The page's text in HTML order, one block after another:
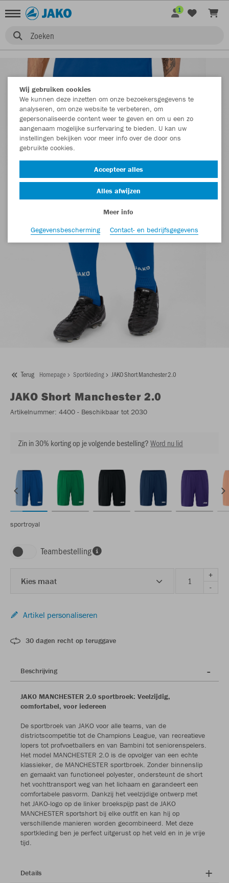
Zoeken
1
Terug Homepage Sportkleding JAKO Short Manchester 2.0
JAKO Short Manchester 2.0
Artikelnummer: 4400 - Beschikbaar tot 2030
Zin in 30% korting op je volgende bestelling?Word nu lid
sportroyal
Teambestelling
Kies maat
+
-
Artikel personaliseren
30 dagen recht op teruggave
Beschrijving
JAKO MANCHESTER 2.0 sportbroek: Veelzijdig,
comfortabel, voor iedereen
De sportbroek van JAKO voor alle teams, van de
districtscompetitie tot de Champions League, van recreatieve
lopers tot profvoetballers en van Bambini tot seniorenspelers.
Het model MANCHESTER 2.0 is de opvolger van een echte
klassieker, de MANCHESTER sportbroek. Zonder binnenslip
en gemaakt van functioneel polyester, ondersteunt de short
het vochttransport weg van het lichaam en garandeert een
comfortabele pasvorm. Dankzij het veelzijdige ontwerp met
het JAKO-logo op de linker broekspijp past de JAKO
MANCHESTER sportshort bij elke outfit en kan hij op
verschillende manieren worden gecombineerd. Met deze
sportkleding ben je perfect uitgerust op het veld en in je vrije
tijd.
Details
Wij gebruiken cookies
We kunnen deze inzetten om onze bezoekersgegevens te
analyseren, om onze website te verbeteren, om
gepersonaliseerde content weer te geven en om u een zo
aangenaam mogelijke surfervaring te bieden. U kan uw
instellingen bekijken voor meer info over de door ons
gebruikte cookies.
Accepteer alles
Alles afwijzen
Meer info
Gegevensbescherming
Contact- en bedrijfsgegevens